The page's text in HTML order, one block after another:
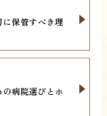
保管すべき理
病院選びとホ